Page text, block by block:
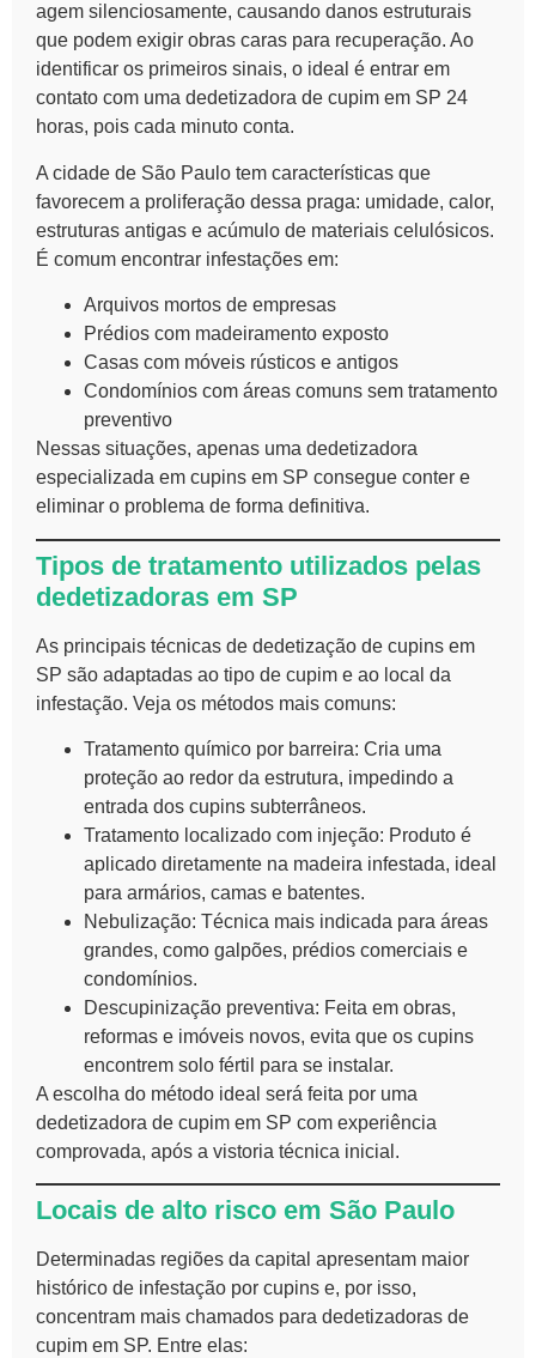
agem silenciosamente, causando danos estruturais
que podem exigir obras caras para recuperação. Ao
identificar os primeiros sinais, o ideal é entrar em
contato com uma dedetizadora de cupim em SP 24
horas, pois cada minuto conta.
A cidade de São Paulo tem características que
favorecem a proliferação dessa praga: umidade, calor,
estruturas antigas e acúmulo de materiais celulósicos.
É comum encontrar infestações em:
Arquivos mortos de empresas
Prédios com madeiramento exposto
Casas com móveis rústicos e antigos
Condomínios com áreas comuns sem tratamento
preventivo
Nessas situações, apenas uma dedetizadora
especializada em cupins em SP consegue conter e
eliminar o problema de forma definitiva.
Tipos de tratamento utilizados pelas
dedetizadoras em SP
As principais técnicas de dedetização de cupins em
SP são adaptadas ao tipo de cupim e ao local da
infestação. Veja os métodos mais comuns:
Tratamento químico por barreira: Cria uma
proteção ao redor da estrutura, impedindo a
entrada dos cupins subterrâneos.
Tratamento localizado com injeção: Produto é
aplicado diretamente na madeira infestada, ideal
para armários, camas e batentes.
Nebulização: Técnica mais indicada para áreas
grandes, como galpões, prédios comerciais e
condomínios.
Descupinização preventiva: Feita em obras,
reformas e imóveis novos, evita que os cupins
encontrem solo fértil para se instalar.
A escolha do método ideal será feita por uma
dedetizadora de cupim em SP com experiência
comprovada, após a vistoria técnica inicial.
Locais de alto risco em São Paulo
Determinadas regiões da capital apresentam maior
histórico de infestação por cupins e, por isso,
concentram mais chamados para dedetizadoras de
cupim em SP. Entre elas: